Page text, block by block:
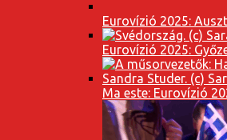
Eurovízió 2025:
Eurovízió 2025:
Ma este: Eurovízió